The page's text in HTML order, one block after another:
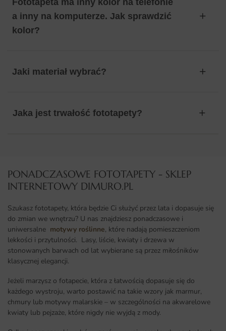
Fototapeta ma inny kolor na telefonie
a inny na komputerze. Jak sprawdzić
kolor?
Jaki materiał wybrać?
Jaka jest trwałość fototapety?
PONADCZASOWE FOTOTAPETY - SKLEP
INTERNETOWY DIMURO.PL​
Szukasz fototapety, która będzie Ci służyć przez lata i dopasuje się
do zmian we wnętrzu? U nas znajdziesz ponadczasowe i
uniwersalne motywy roślinne, które nadają pomieszczeniom
lekkości i przytulności. Lasy, liście, kwiaty i drzewa w
stonowanych barwach od lat wybierane są przez miłośników
klasycznej elegancji.
Jeżeli marzysz o fotapecie, która z łatwością dopasuje się do
każdego wystroju, warto postawić na takie wzory jak marmur,
chmury lub motywy malarskie – w szczególności na akwarelowe
kwiaty lub pejzaże, które nigdy nie wyjdą z mody.